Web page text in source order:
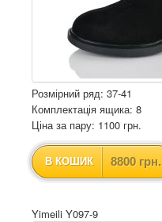
Розмірний ряд: 37-41
Комплектація ящика: 8
Ціна за пару: 1100 грн.
В КОШИК 8800 грн.
Yimeili Y097-9